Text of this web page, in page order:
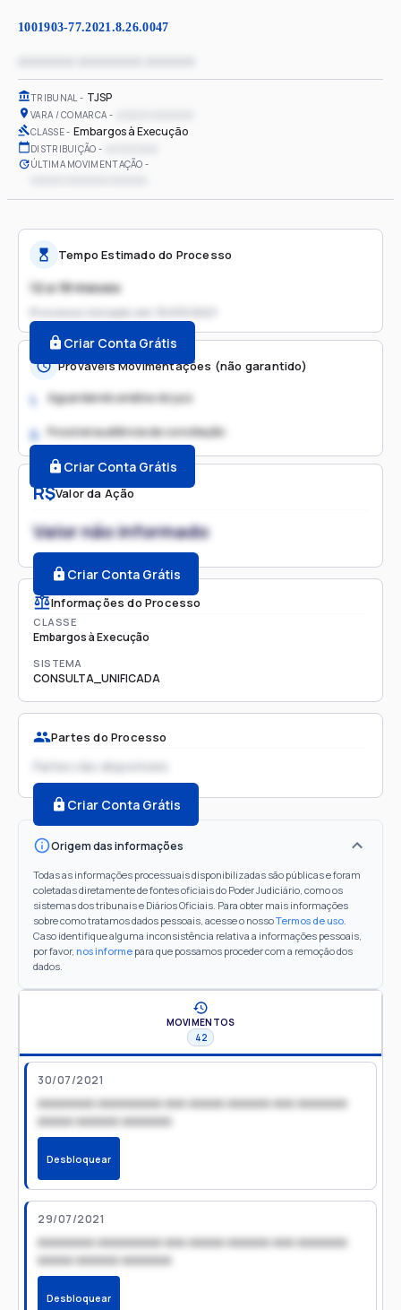
1001903-77.2021.8.26.0047
TRIBUNAL TJSP
VARA / COMARCA
CLASSE Embargos à Execução
DISTRIBUIÇÃO
ÚLTIMA MOVIMENTAÇÃO
R$Valor da Ação
Valor não informado
Criar Conta Grátis
Informações do Processo
CLASSE
Embargos à Execução
SISTEMA
CONSULTA_UNIFICADA
Partes do Processo
Partes não disponíveis
Criar Conta Grátis
Origem das informações
Todas as informações processuais disponibilizadas são públicas e foram
coletadas diretamente de fontes oficiais do Poder Judiciário, como os
sistemas dos tribunais e Diários Oficiais. Para obter mais informações
sobre como tratamos dados pessoais, acesse o nossoTermos de uso.
Caso identifique alguma inconsistência relativa a informações pessoais,
por favor, nos informe para que possamos proceder com a remoção dos
dados.
Tempo Estimado do Processo
12 a 18 meses
Processo iniciado em
Criar Conta Grátis
Prováveis Movimentações (não garantido)
1. Aguardando análise do juiz
2. Possível audiência de conciliação
Criar Conta Grátis
MOVIMENTOS
42
30/07/2021
xxxxxxxx xxxxxxxxx xxx xxxxx xxxxxx xxx xxxxxxx
xxxxx xxxxxx xxxxxxx
Desbloquear
29/07/2021
xxxxxxxx xxxxxxxxx xxx xxxxx xxxxxx xxx xxxxxxx
xxxxx xxxxxx xxxxxxx
Desbloquear